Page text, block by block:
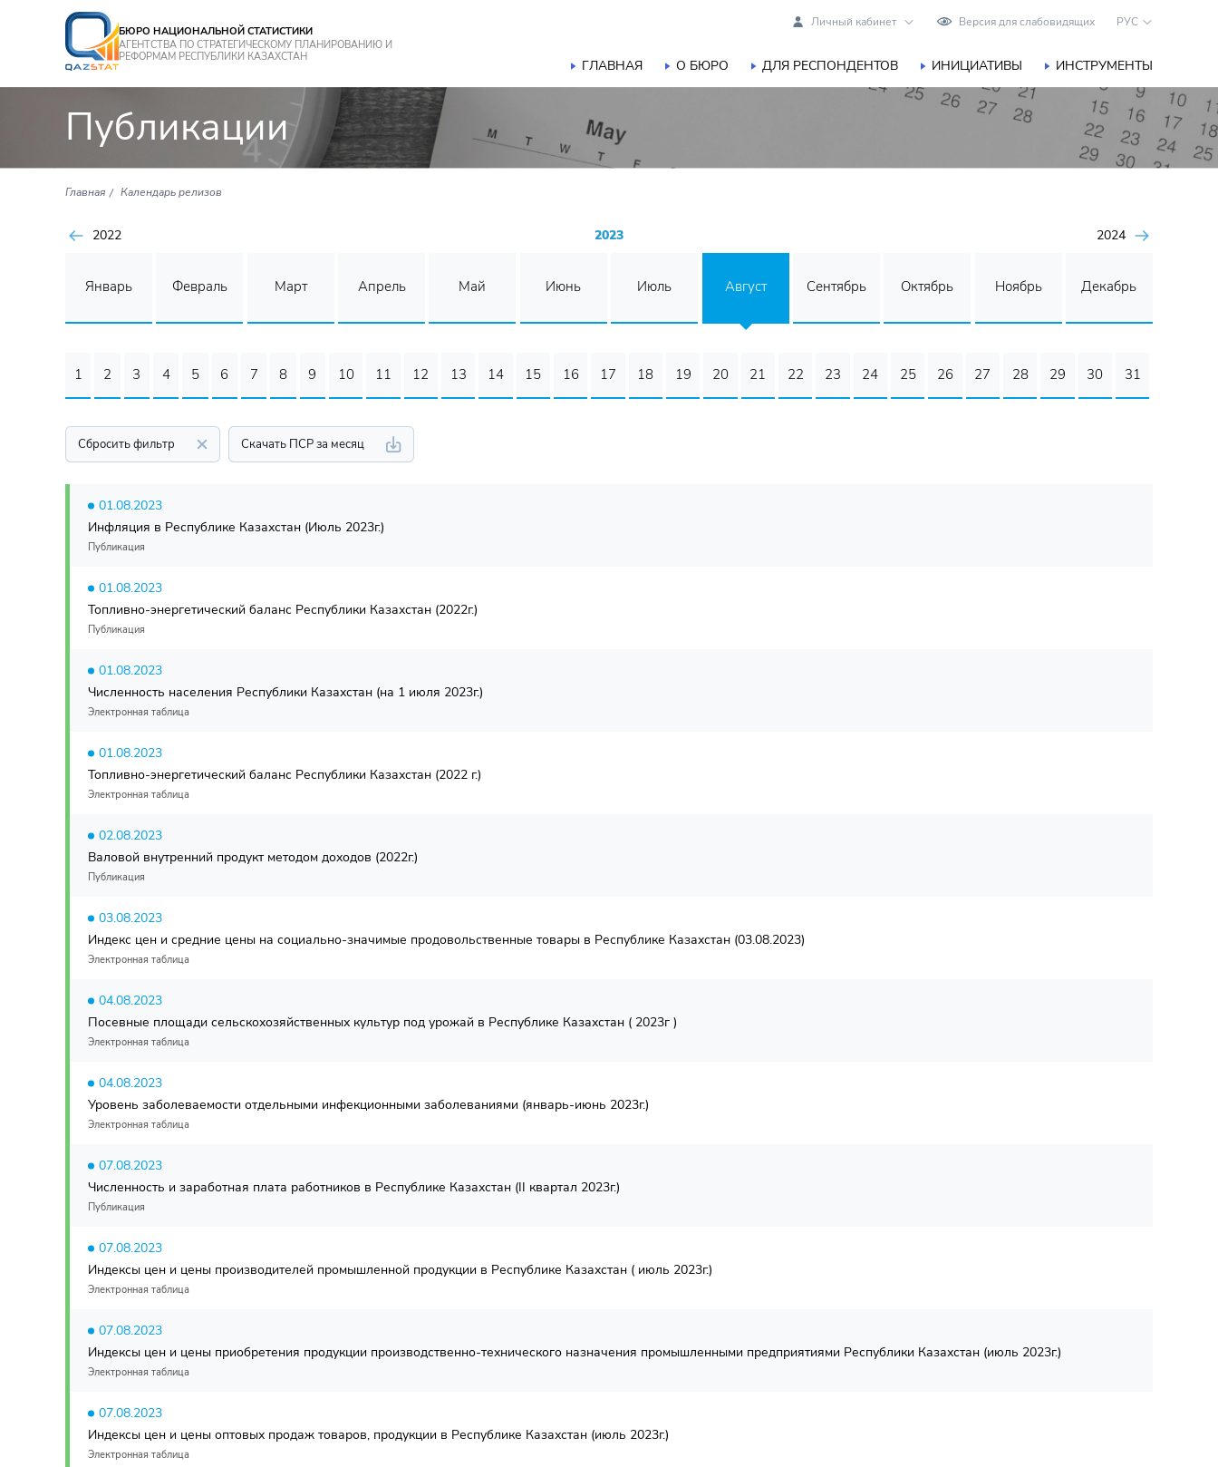
БЮРО НАЦИОНАЛЬНОЙ СТАТИСТИКИ
АГЕНТСТВА ПО СТРАТЕГИЧЕСКОМУ ПЛАНИРОВАНИЮ И
РЕФОРМАМ РЕСПУБЛИКИ КАЗАХСТАН
Личный кабинет Версия для слабовидящих РУС
ГЛАВНАЯ О БЮРО ДЛЯ РЕСПОНДЕНТОВ ИНИЦИАТИВЫ ИНСТРУМЕНТЫ
Публикации
Главная Календарь релизов
2022 2023 2024
Январь Февраль Март Апрель Май Июнь Июль Август Сентябрь Октябрь Ноябрь Декабрь
1 2 3 4 5 6 7 8 9 10 11 12 13 14 15 16 17 18 19 20 21 22 23 24 25 26 27 28 29 30 31
Сбросить фильтр Скачать ПСР за месяц
01.08.2023
Инфляция в Республике Казахстан (Июль 2023г.)
Публикация
01.08.2023
Топливно-энергетический баланс Республики Казахстан (2022г.)
Публикация
01.08.2023
Численность населения Республики Казахстан (на 1 июля 2023г.)
Электронная таблица
01.08.2023
Топливно-энергетический баланс Республики Казахстан (2022 г.)
Электронная таблица
02.08.2023
Валовой внутренний продукт методом доходов (2022г.)
Публикация
03.08.2023
Индекс цен и средние цены на социально-значимые продовольственные товары в Республике Казахстан (03.08.2023)
Электронная таблица
04.08.2023
Посевные площади сельскохозяйственных культур под урожай в Республике Казахстан ( 2023г )
Электронная таблица
04.08.2023
Уровень заболеваемости отдельными инфекционными заболеваниями (январь-июнь 2023г.)
Электронная таблица
07.08.2023
Численность и заработная плата работников в Республике Казахстан (II квартал 2023г.)
Публикация
07.08.2023
Индексы цен и цены производителей промышленной продукции в Республике Казахстан ( июль 2023г.)
Электронная таблица
07.08.2023
Индексы цен и цены приобретения продукции производственно-технического назначения промышленными предприятиями Республики Казахстан (июль 2023г.)
Электронная таблица
07.08.2023
Индексы цен и цены оптовых продаж товаров, продукции в Республике Казахстан (июль 2023г.)
Электронная таблица